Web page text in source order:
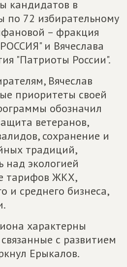
кандидатов в
по 72 избирательному
– фракция
и Вячеслава
"Патриоты России".
Вячеслав
приоритеты своей
обозначил
ветеранов,
сохранение и
традиций,
над экологией
тарифов ЖКХ,
и среднего бизнеса,
характерны
с развитием
Ерыкалов.